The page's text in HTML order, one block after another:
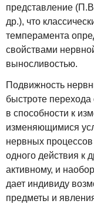
представление
др.), что
темперамента
свойствами
выносливостью.
Подвижность
быстроте перехода
в способности к
изменяющимися
нервных
одного действия к
активному, и
дает индивиду
предметы и